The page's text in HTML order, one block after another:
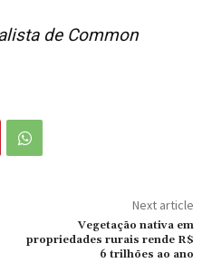
de Common
Next article
Vegetação nativa em
propriedades rurais rende R$
6 trilhões ao ano